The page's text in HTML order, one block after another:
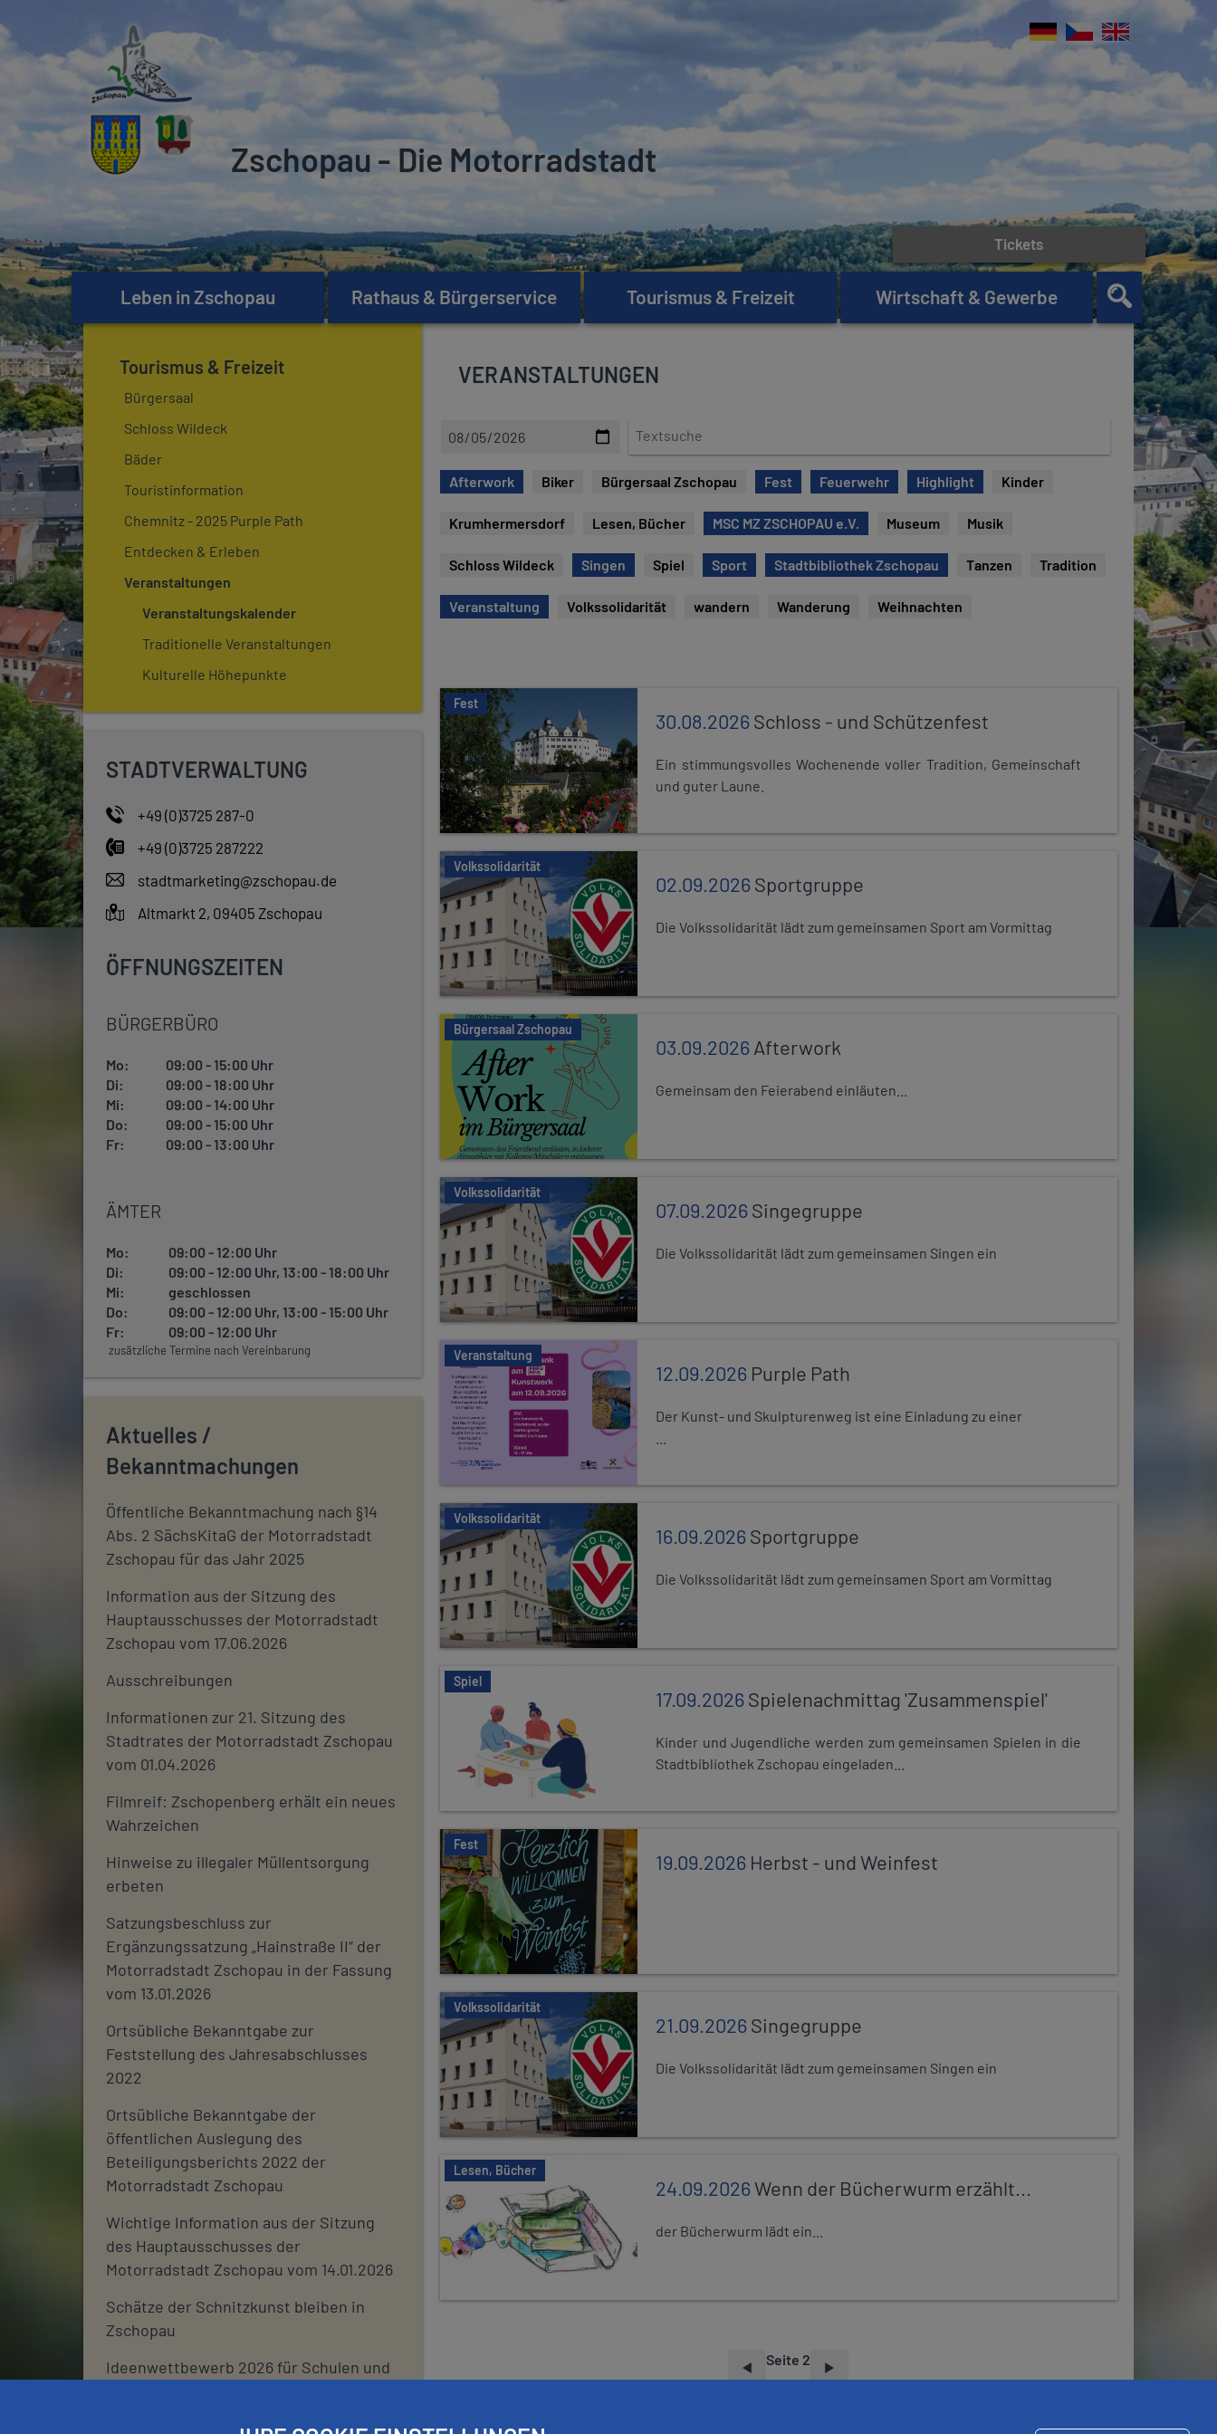
Zschopau - Die Motorradstadt
Leben in Zschopau Rathaus & Bürgerservice Tourismus & Freizeit Wirtschaft & Gewerbe
Tickets
Tourismus & Freizeit
Bürgersaal
Schloss Wildeck
Bäder
Touristinformation
Chemnitz - 2025 Purple Path
Entdecken & Erleben
Veranstaltungen
Veranstaltungskalender
Traditionelle Veranstaltungen
Kulturelle Höhepunkte
STADTVERWALTUNG
+49 (0)3725 287-0
+49 (0)3725 287222
stadtmarketing@zschopau.de
Altmarkt 2, 09405 Zschopau
ÖFFNUNGSZEITEN
BÜRGERBÜRO
Mo:
09:00 - 15:00 Uhr
Di:
09:00 - 18:00 Uhr
Mi:
09:00 - 14:00 Uhr
Do:
09:00 - 15:00 Uhr
Fr:
09:00 - 13:00 Uhr
ÄMTER
Mo:
09:00 - 12:00 Uhr
Di:
09:00 - 12:00 Uhr, 13:00 - 18:00 Uhr
Mi:
geschlossen
Do:
09:00 - 12:00 Uhr, 13:00 - 15:00 Uhr
Fr:
09:00 - 12:00 Uhr
zusätzliche Termine nach Vereinbarung
Aktuelles /
Bekanntmachungen
Öffentliche Bekanntmachung nach §14
Abs. 2 SächsKitaG der Motorradstadt
Zschopau für das Jahr 2025
Information aus der Sitzung des
Hauptausschusses der Motorradstadt
Zschopau vom 17.06.2026
Ausschreibungen
Informationen zur 21. Sitzung des
Stadtrates der Motorradstadt Zschopau
vom 01.04.2026
Filmreif: Zschopenberg erhält ein neues
Wahrzeichen
Hinweise zu illegaler Müllentsorgung
erbeten
Satzungsbeschluss zur
Ergänzungssatzung „Hainstraße II“ der
Motorradstadt Zschopau in der Fassung
vom 13.01.2026
Ortsübliche Bekanntgabe zur
Feststellung des Jahresabschlusses
2022
Ortsübliche Bekanntgabe der
öffentlichen Auslegung des
Beteiligungsberichts 2022 der
Motorradstadt Zschopau
Wichtige Information aus der Sitzung
des Hauptausschusses der
Motorradstadt Zschopau vom 14.01.2026
Schätze der Schnitzkunst bleiben in
Zschopau
Ideenwettbewerb 2026 für Schulen und
Stadtjournal 2026: Wir suchen euch
VERANSTALTUNGEN
t
t
u
Afterwork Biker Bürgersaal Zschopau Fest Feuerwehr Highlight Kinder
Krumhermersdorf Lesen, Bücher MSC MZ ZSCHOPAU e.V. Museum Musik
Schloss Wildeck Singen Spiel Sport Stadtbibliothek Zschopau Tanzen Tradition
Veranstaltung Volkssolidarität wandern Wanderung Weihnachten
Fest
30.08.2026Schloss - und Schützenfest
Ein stimmungsvolles Wochenende voller Tradition, Gemeinschaft
und guter Laune.
Volkssolidarität
02.09.2026Sportgruppe
Die Volkssolidarität lädt zum gemeinsamen Sport am Vormittag
Bürgersaal Zschopau
03.09.2026Afterwork
Gemeinsam den Feierabend einläuten...
Volkssolidarität
07.09.2026Singegruppe
Die Volkssolidarität lädt zum gemeinsamen Singen ein
Veranstaltung
12.09.2026 Purple Path
Der Kunst- und Skulpturenweg ist eine Einladung zu einer
Volkssolidarität
16.09.2026Sportgruppe
Die Volkssolidarität lädt zum gemeinsamen Sport am Vormittag
Spiel
17.09.2026Spielenachmittag 'Zusammenspiel'
Kinder und Jugendliche werden zum gemeinsamen Spielen in die
Stadtbibliothek Zschopau eingeladen...
Fest
19.09.2026 Herbst - und Weinfest
Volkssolidarität
21.09.2026Singegruppe
Die Volkssolidarität lädt zum gemeinsamen Singen ein
Lesen, Bücher
24.09.2026Wenn der Bücherwurm erzählt...
der Bücherwurm lädt ein...
S
I
Seite 2